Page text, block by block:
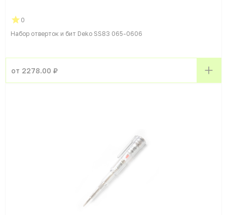
0
Набор отверток и бит Deko SS83 065-0606
от 2278.00 ₽